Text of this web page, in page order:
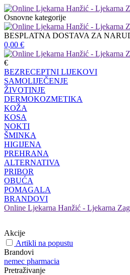
Osnovne kategorije
BESPLATNA DOSTAVA ZA
0,00 €
€
BEZRECEPTNI LIJEKOVI
SAMOLIJEČENJE
ŽIVOTINJE
DERMOKOZMETIKA
KOŽA
KOSA
NOKTI
ŠMINKA
HIGIJENA
PREHRANA
ALTERNATIVA
PRIBOR
OBUĆA
POMAGALA
BRANDOVI
Online Ljekarna Hanžić - Ljekarna
Akcije
Artikli na popustu
Brandovi
nemec pharmacia
Pretraživanje